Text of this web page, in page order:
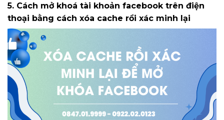
5. Cách mở khoá tài khoản facebook trên điện
thoại bằng cách xóa cache rồi xác minh lại